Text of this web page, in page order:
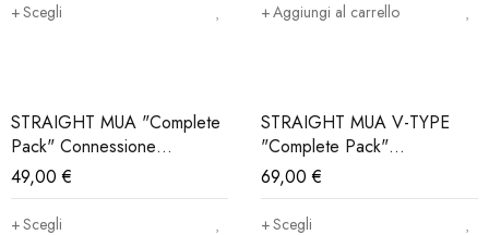
Scegli Aggiungi al carrello
STRAIGHT MUA "Complete
Pack" Connessione
MegagenAnyridge® (Iva e
Trasporto Incluso)
49,00€
Scegli
STRAIGHT MUA V-TYPE
"Complete Pack"
Connessione
MegagenAnyridge® (Iva e
Trasporto Incluso)
69,00€
Scegli